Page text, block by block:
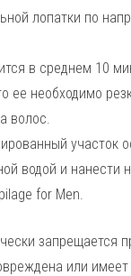
лопатки по
в среднем 10
ее необходимо
волос.
участок
водой и нанести
for Men.
запрещается
или имеет